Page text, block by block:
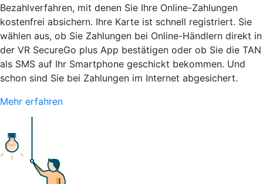
Bezahlverfahren, mit denen Sie Ihre Online-Zahlungen
kostenfrei absichern. Ihre Karte ist schnell registriert. Sie
wählen aus, ob Sie Zahlungen bei Online-Händlern direkt in
der VR SecureGo plus App bestätigen oder ob Sie die TAN
als SMS auf Ihr Smartphone geschickt bekommen. Und
schon sind Sie bei Zahlungen im Internet abgesichert.
Mehr erfahren